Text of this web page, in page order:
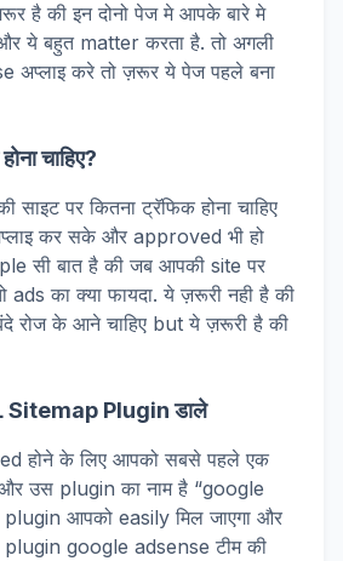
है की इन दोनो पेज मे आपके बारे मे
ये बहुत matter करता है. तो अगली
अप्लाइ करे तो ज़रूर ये पेज पहले बना
चाहिए?
पर कितना ट्रॅफिक होना चाहिए
कर सके और approved भी हो
सी बात है की जब आपकी site पर
ads का क्या फायदा. ये ज़रूरी नही है की
रोज के आने चाहिए but ये ज़रूरी है की
Sitemap Plugin डाले
होने के लिए आपको सबसे पहले एक
और उस plugin का नाम है “google
आपको easily मिल जाएगा और
google adsense टीम की